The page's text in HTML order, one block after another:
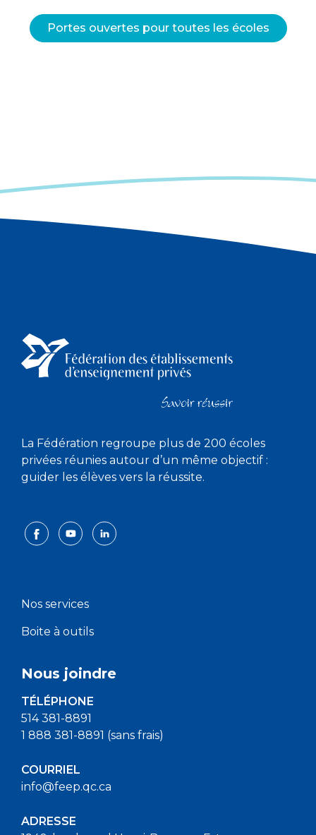
Portes ouvertes pour toutes les écoles
La Fédération regroupe plus de 200 écoles
privées réunies autour d’un même objectif :
guider les élèves vers la réussite.
Nos services
Boite à outils
Nous joindre
TÉLÉPHONE
514 381-8891
1 888 381-8891 (sans frais)
COURRIEL
info@feep.qc.ca
ADRESSE